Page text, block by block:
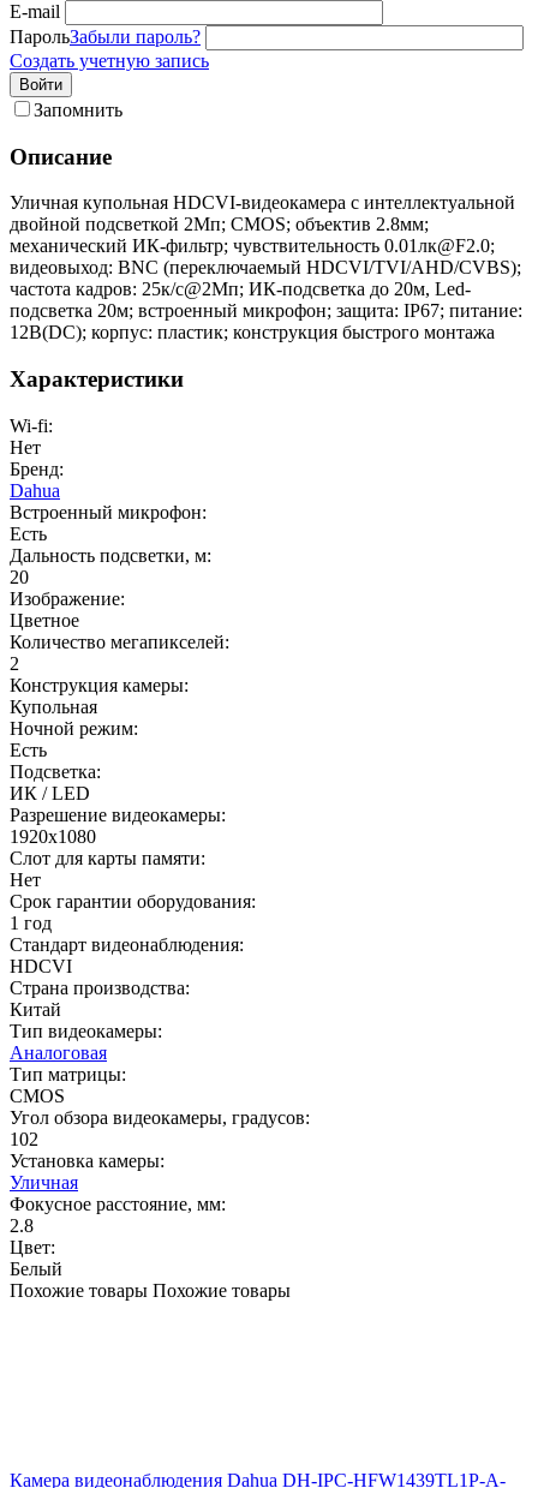
E-mail
ПарольЗабыли пароль?
Создать учетную запись
Войти
Запомнить
Описание
Уличная купольная HDCVI-видеокамера с интеллектуальной
двойной подсветкой 2Мп; CMOS; объектив 2.8мм;
механический ИК-фильтр; чувствительность 0.01лк@F2.0;
видеовыход: BNC (переключаемый HDCVI/TVI/AHD/CVBS);
частота кадров: 25к/c@2Мп; ИК-подсветка до 20м, Led-
подсветка 20м; встроенный микрофон; защита: IP67; питание:
12В(DC); корпус: пластик; конструкция быстрого монтажа
Характеристики
Wi-fi:
Нет
Бренд:
Dahua
Встроенный микрофон:
Есть
Дальность подсветки, м:
20
Изображение:
Цветное
Количество мегапикселей:
2
Конструкция камеры:
Купольная
Ночной режим:
Есть
Подсветка:
ИК / LED
Разрешение видеокамеры:
1920x1080
Слот для карты памяти:
Нет
Срок гарантии оборудования:
1 год
Стандарт видеонаблюдения:
HDCVI
Страна производства:
Китай
Тип видеокамеры:
Аналоговая
Тип матрицы:
CMOS
Угол обзора видеокамеры, градусов:
102
Установка камеры:
Уличная
Фокусное расстояние, мм:
2.8
Цвет:
Белый
Похожие товары Похожие товары
Камера видеонаблюдения Dahua DH-IPC-HFW1439TL1P-A-